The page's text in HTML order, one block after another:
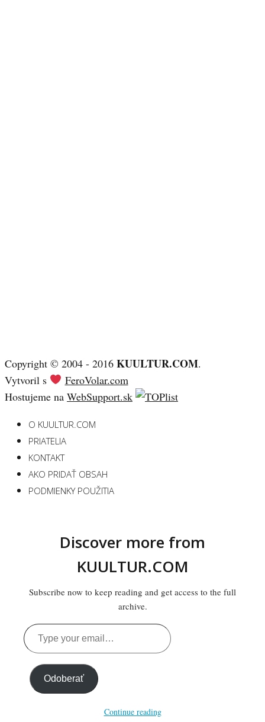
Copyright © 2004 - 2016 KUULTUR.COM.
Vytvoril s
FeroVolar.com
Hostujeme na WebSupport.sk
O KUULTUR.COM
PRIATELIA
KONTAKT
AKO PRIDAŤ OBSAH
PODMIENKY POUŽITIA
Discover more from
KUULTUR.COM
Subscribe now to keep reading and get access to the full
archive.
Type
your
email…
Odoberať
Continue reading